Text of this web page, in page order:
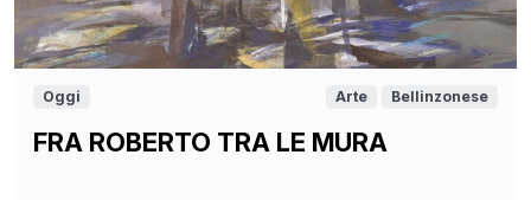
Oggi Arte Bellinzonese
FRA ROBERTO TRA LE MURA